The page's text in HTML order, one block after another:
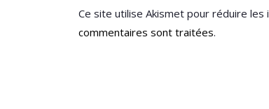
Ce site utilise Akismet pour réduire les
commentaires sont traitées.